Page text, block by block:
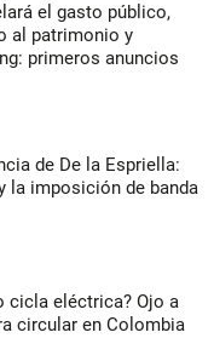
el gasto público,
al patrimonio y
primeros anuncios
de De la Espriella:
la imposición de banda
cicla eléctrica? Ojo a
circular en Colombia